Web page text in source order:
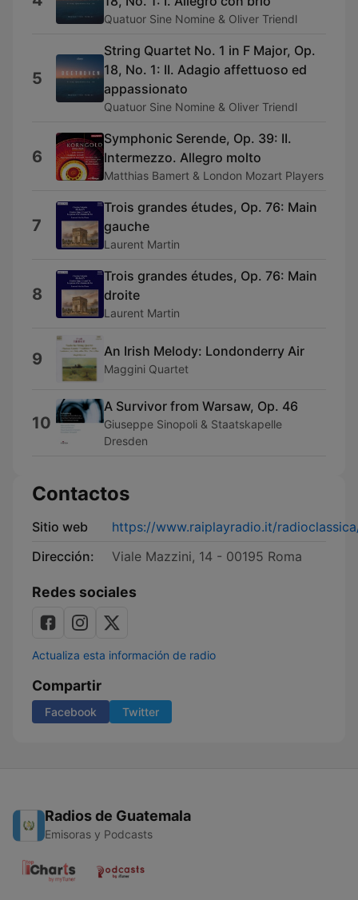
Quatuor Sine Nomine & Oliver Triendl
5
String Quartet No. 1 in F Major, Op.
18, No. 1: II. Adagio affettuoso ed
appassionato
Quatuor Sine Nomine & Oliver Triendl
6
Symphonic Serende, Op. 39: II.
Intermezzo. Allegro molto
Matthias Bamert & London Mozart Players
7
Trois grandes études, Op. 76: Main
gauche
Laurent Martin
8
Trois grandes études, Op. 76: Main
droite
Laurent Martin
9 An Irish Melody: Londonderry Air
Maggini Quartet
10
A Survivor from Warsaw, Op. 46
Giuseppe Sinopoli & Staatskapelle
Dresden
Contactos
Sitio web
https://www.raiplayradio.it/
Dirección:
Viale Mazzini, 14 - 00195 Roma
Redes sociales
Actualiza esta información de radio
Compartir
Facebook Twitter
Radios de Guatemala
Emisoras y Podcasts